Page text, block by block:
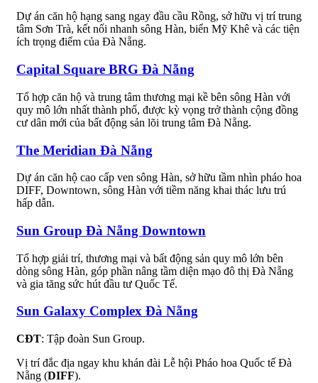
Dự án căn hộ hạng sang ngay đầu cầu Rồng, sở hữu vị trí trung
tâm Sơn Trà, kết nối nhanh sông Hàn, biển Mỹ Khê và các tiện
ích trọng điểm của Đà Nẵng.
Capital Square BRG Đà Nẵng
Tổ hợp căn hộ và trung tâm thương mại kề bên sông Hàn với
quy mô lớn nhất thành phố, được kỳ vọng trở thành cộng đồng
cư dân mới của bất động sản lõi trung tâm Đà Nẵng.
The Meridian Đà Nẵng
Dự án căn hộ cao cấp ven sông Hàn, sở hữu tầm nhìn pháo hoa
DIFF, Downtown, sông Hàn với tiềm năng khai thác lưu trú
hấp dẫn.
Sun Group Đà Nẵng Downtown
Tổ hợp giải trí, thương mại và bất động sản quy mô lớn bên
dòng sông Hàn, góp phần nâng tầm diện mạo đô thị Đà Nẵng
và gia tăng sức hút đầu tư Quốc Tế.
Sun Galaxy Complex Đà Nẵng
CĐT: Tập đoàn Sun Group.
Vị trí đắc địa ngay khu khán đài Lễ hội Pháo hoa Quốc tế Đà
Nẵng (DIFF).